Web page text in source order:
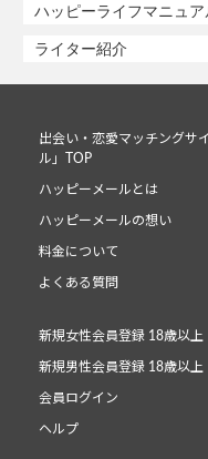
ハッピーライフマニュア
ライター紹介
出会い・恋愛マッチングサ
ル」TOP
ハッピーメールとは
ハッピーメールの想い
料金について
よくある質問
新規女性会員登録 18歳以上
新規男性会員登録 18歳以上
会員ログイン
ヘルプ